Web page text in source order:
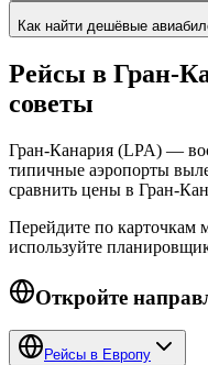
Как найти дешёвые
Рейсы в Гран-
советы
Гран-Канария (LPA) —
типичные аэропорты
сравнить цены в Гран-
Перейдите по карточкам
используйте
Откройте
Рейсы в Европу